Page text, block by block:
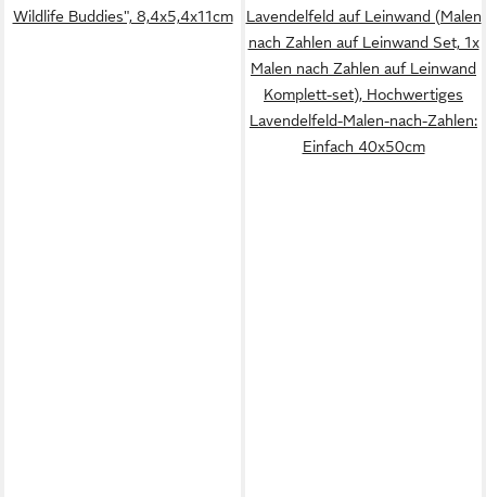
Wildlife Buddies", 8,4x5,4x11cm
Lavendelfeld auf Leinwand (Malen
nach Zahlen auf Leinwand Set, 1x
Malen nach Zahlen auf Leinwand
Komplett-set), Hochwertiges
Lavendelfeld-Malen-nach-Zahlen:
Einfach 40x50cm